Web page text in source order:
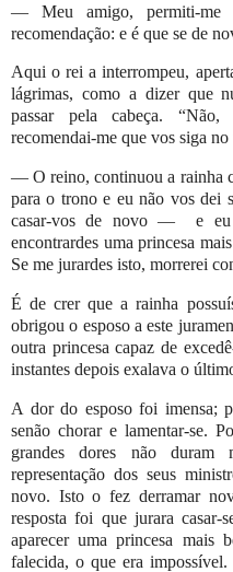
— Meu amigo, permiti-me
recomendação: e é que se de
Aqui o rei a interrompeu,
lágrimas, como a dizer que
passar pela cabeça.
recomendai-me que vos siga
— O reino, continuou a rainha
para o trono e eu não vos dei
casar-vos de novo —
e
encontrardes uma princesa
Se me jurardes isto, morrerei
É de crer que a rainha
obrigou o esposo a este
outra princesa capaz de
instantes depois exalava o
A dor do esposo foi imensa;
senão chorar e lamentar-se.
grandes dores não
representação dos seus
novo. Isto o fez derramar
resposta foi que jurara casar-
aparecer uma princesa mais
falecida, o que era